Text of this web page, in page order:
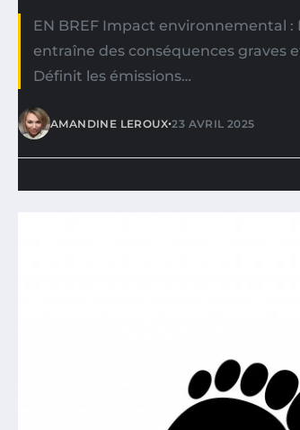
EN BREF Impact environnemental
entraîne des conséquences graves
Définit les émissions…
AMANDINE LEROUX•23 AVRIL 2025